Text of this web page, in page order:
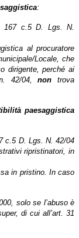
:
167 c.5 D. Lgs. N.
al procuratore
Locale, che
dirigente, perché ai
42/04,non trova
paesaggistica
c.5 D. Lgs. N. 42/04
ripristinatori, in
in pristino. In caso
solo se l’abuso è
di cui all’art. 31